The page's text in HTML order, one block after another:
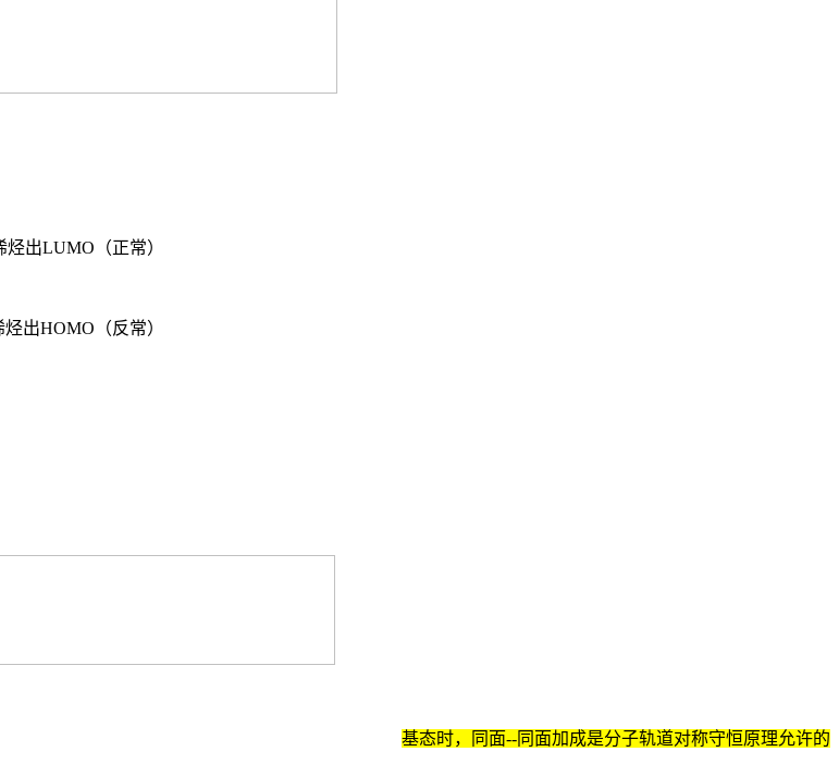
出LUMO（正常）
出HOMO（反常）
基态时，同面--同面加成是分子轨道对称守恒原理允许的